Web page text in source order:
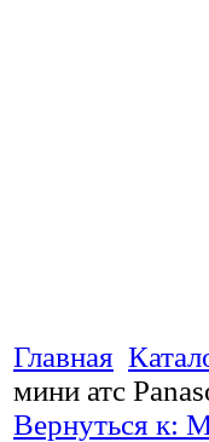
Главная
мини атс
Вернуться к: